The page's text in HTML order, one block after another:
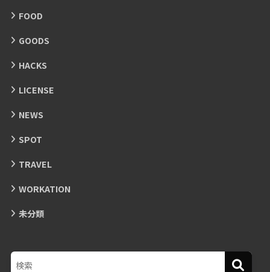
FOOD
GOODS
HACKS
LICENSE
NEWS
SPOT
TRAVEL
WORKATION
未分類